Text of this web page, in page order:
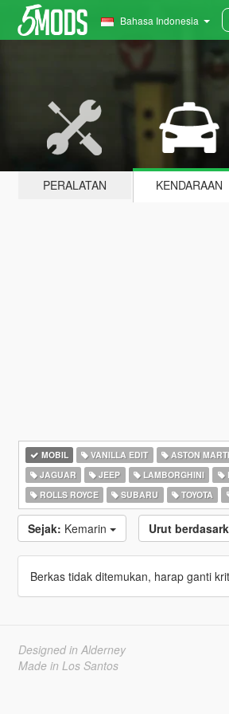
Bahasa Indonesia
PERALATAN KENDARAAN
MOBIL VANILLA EDIT ASTON
JAGUAR
JEEP LAMBORGHINI
ROLLS ROYCE
SUBARU TOYOTA
Sejak: Kemarin Urut
Berkas tidak ditemukan, harap ganti
Designed in Alderney
Made in Los Santos